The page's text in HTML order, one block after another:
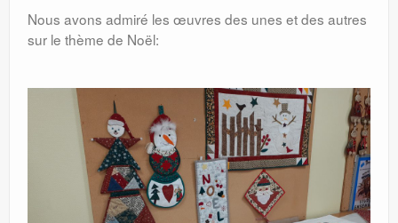
Nous avons admiré les œuvres des unes et des autres
sur le thème de Noël: